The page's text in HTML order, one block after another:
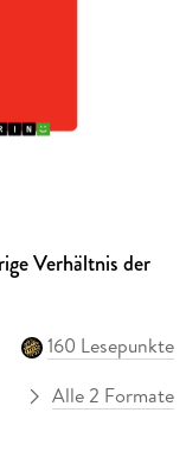
Verhältnis der
160 Lesepunkte
Alle 2 Formate